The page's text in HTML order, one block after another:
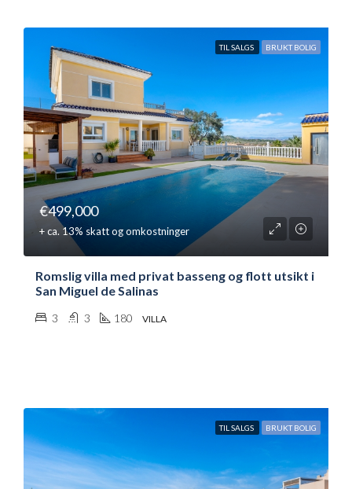
TIL SALGS BRUKT BOLIG
€499,000
+ ca. 13% skatt og omkostninger
Romslig villa med privat basseng og flott utsikt i
San Miguel de Salinas
3 3 180 VILLA
TIL SALGS BRUKT BOLIG